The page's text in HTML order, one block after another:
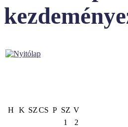
H K SZCS P SZ V
1
2